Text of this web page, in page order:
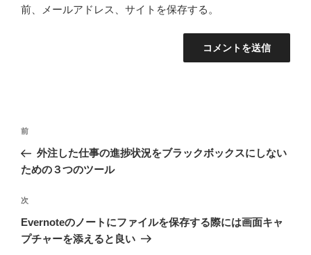
前、メールアドレス、サイトを保存する。
投
ナ
ゲ
ー
シ
前
の
投
前
外注した仕事の進捗状況をブラックボックスにしない
ための３つのツール
次
の
投
次
Evernoteのノートにファイルを保存する際には画面キャ
プチャーを添えると良い